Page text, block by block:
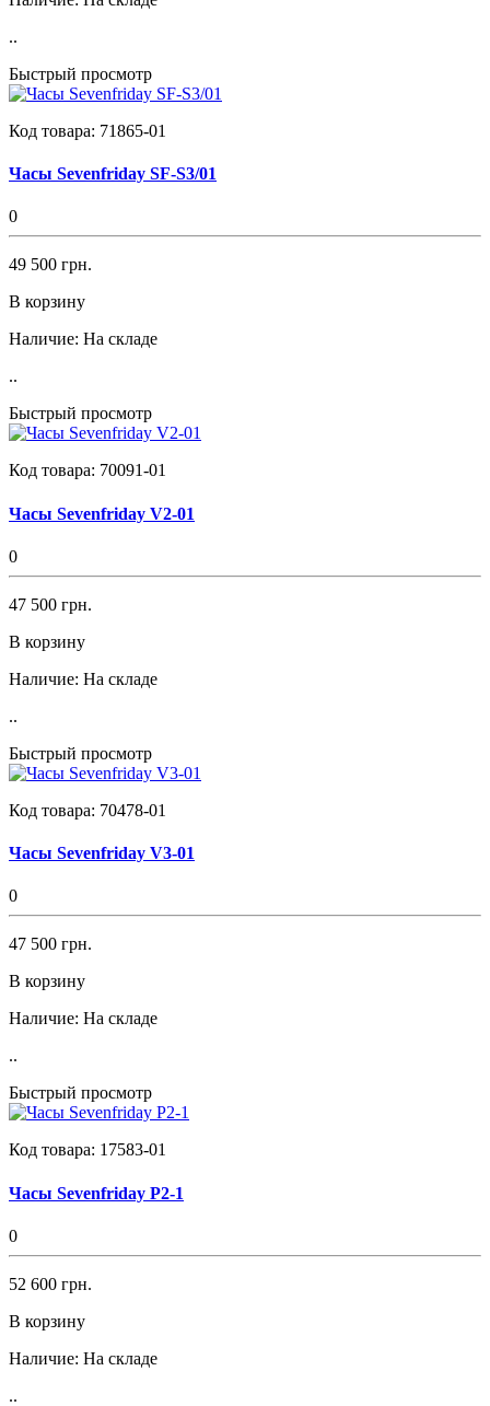
..
Быстрый просмотр
Код товара: 71865-01
Часы Sevenfriday SF-S3/01
0
49 500 грн.
В корзину
Наличие: На складе
..
Быстрый просмотр
Код товара: 70091-01
Часы Sevenfriday V2-01
0
47 500 грн.
В корзину
Наличие: На складе
..
Быстрый просмотр
Код товара: 70478-01
Часы Sevenfriday V3-01
0
47 500 грн.
В корзину
Наличие: На складе
..
Быстрый просмотр
Код товара: 17583-01
Часы Sevenfriday P2-1
0
52 600 грн.
В корзину
Наличие: На складе
..